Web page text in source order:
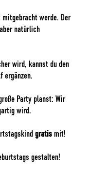
werde. Der
natürlich
wird, kannst du den
ergänzen.
Party planst: Wir
wird.
gratis mit!
gestalten!